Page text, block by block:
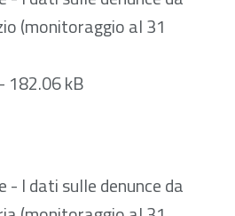
(monitoraggio al 31
kB
— Dimensione 263.38 kB
- I dati sulle denunce da